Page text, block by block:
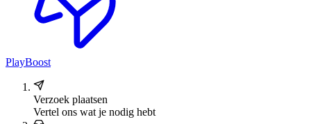
PlayBoost
Verzoek plaatsen
Vertel ons wat je nodig hebt